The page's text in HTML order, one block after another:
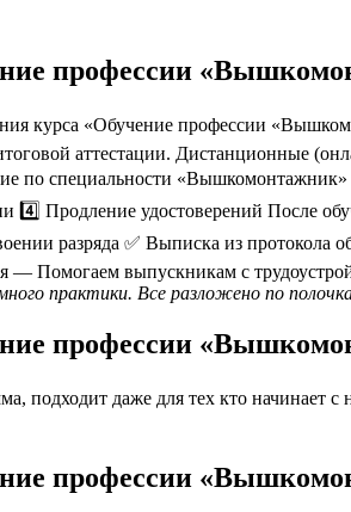
профессии
курса «Обучение профессии
аттестации. Дистанционные
по специальности
4️⃣ Продление удостоверений После
разряда ✅ Выписка из
Помогаем выпускникам с
практики. Все разложено по
профессии
подходит даже для тех кто
профессии